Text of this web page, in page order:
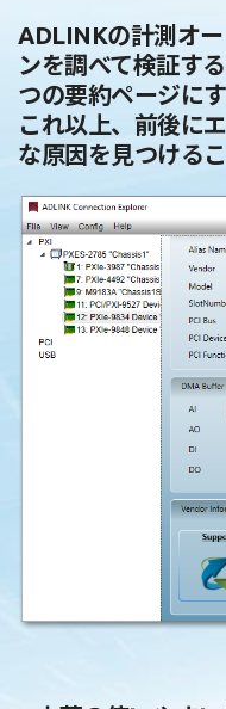
ADLINKの計測オ
ンを調べて検証す
つの要約ページに
これ以上、前後に
な原因を見つける